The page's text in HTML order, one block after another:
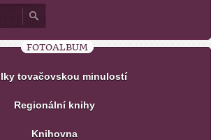
FOTOALBUM
tovačovskou minulostí
Regionální knihy
Knihovna